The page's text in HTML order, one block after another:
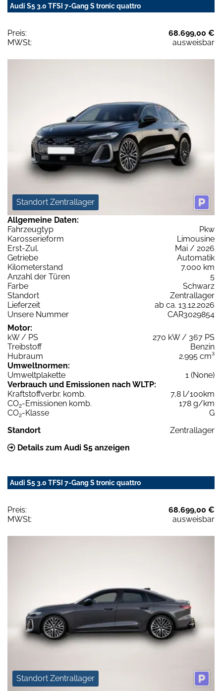
Audi S5 3.0 TFSI 7-Gang S tronic quattro
Preis:
68.699,00 €
MWSt:
ausweisbar
Standort Zentrallager
Allgemeine Daten:
Fahrzeugtyp
Pkw
Karosserieform
Limousine
Erst-Zul.
Mai / 2026
Getriebe
Automatik
Kilometerstand
7.000 km
Anzahl der Türen
5
Farbe
Schwarz
Standort
Zentrallager
Lieferzeit
ab ca. 13.12.2026
Unsere Nummer
CAR3029854
Motor:
kW / PS
270 kW / 367 PS
Treibstoff
Benzin
Hubraum
2.995 cm³
Umweltnormen:
Umweltplakette
1 (None)
Verbrauch und Emissionen nach WLTP:
Kraftstoffverbr. komb.
7,8 l/100km
CO2-Emissionen komb.
178 g/km
CO2-Klasse
G
Standort
Zentrallager
Details zum Audi S5 anzeigen
Audi S5 3.0 TFSI 7-Gang S tronic quattro
Preis:
68.699,00 €
MWSt:
ausweisbar
Standort Zentrallager